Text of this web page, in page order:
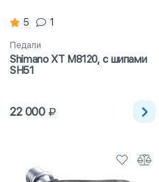
5 1
Педали
Shimano XT M8120, с шипами
SH51
22 000